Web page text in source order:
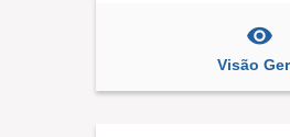
Visão